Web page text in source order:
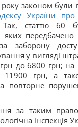
законом були
України про
статтю 60
передбачено
за заборону
у вигляді
до 6800 грн; на
грн, а
за повторне
за таким
інспекція